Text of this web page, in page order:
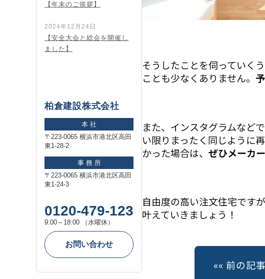
そうしたことを伺っていく
ことも少なくありません。
また、インスタグラムなど
い限りまったく同じように
かった場合は、 ぜひメーカ
自由度の高い注文住宅です
叶えていきましょう！
«« 前の記事
【年末のご挨拶】
2024年12月24日
【安全大会と総会を開催し
ました】
柏倉建設株式会社
本 社
〒223-0065 横浜市港北区高田
東1-28-2
事 務 所
〒223-0065 横浜市港北区高田
東1-24-3
0120-479-123
9:00～18:00 （水曜休）
お問い合わせ